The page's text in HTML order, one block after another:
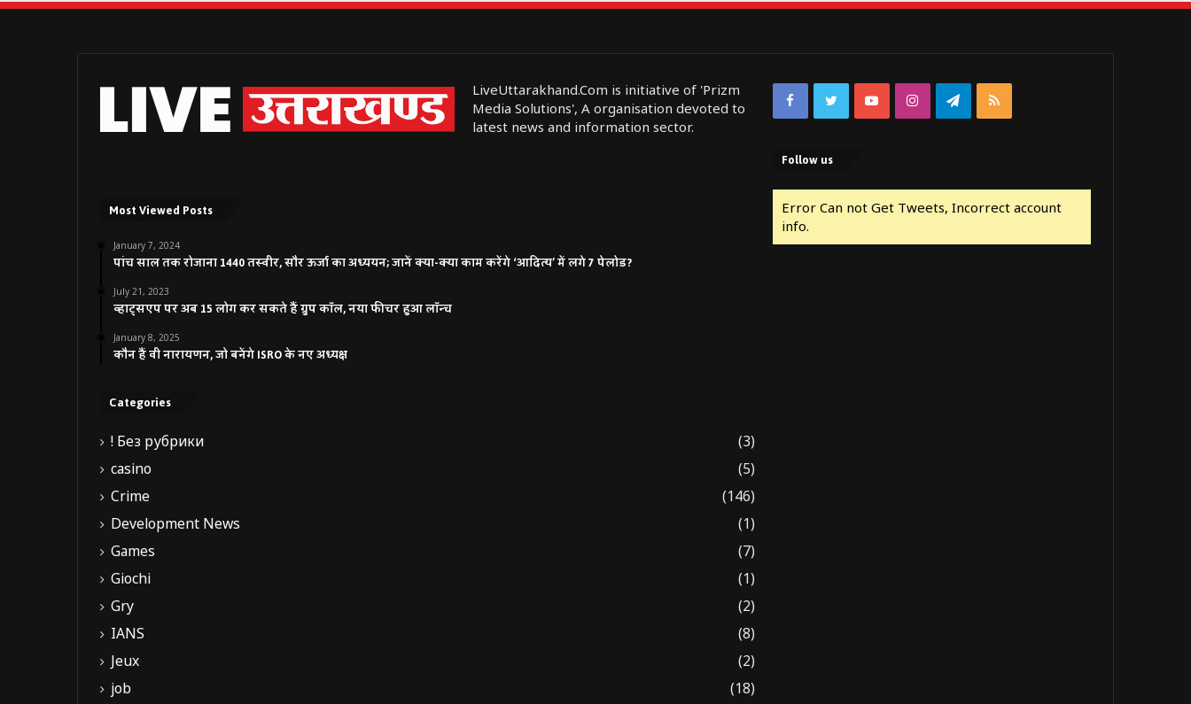
LiveUttarakhand.Com is initiative of 'Prizm
Media Solutions', A organisation devoted to
latest news and information sector.
Most Viewed Posts
January 7, 2024
पांच साल तक रोजाना 1440 तस्वीर, सौर ऊर्जा का अध्ययन; जानें क्या-क्या काम करेंगे ‘आदित्य’ में लगे 7 पेलोड?
July 21, 2023
व्हाट्सएप पर अब 15 लोग कर सकते हैं ग्रुप कॉल, नया फीचर हुआ लॉन्च
January 8, 2025
कौन हैं वी नारायणन, जो बनेंगे ISRO के नए अध्यक्ष
Categories
! Без рубрики
(3)
casino
(5)
Crime
(146)
Development News
(1)
Games
(7)
Giochi
(1)
Gry
(2)
IANS
(8)
Jeux
(2)
job
(18)
FacebookTwitterYouTubeInstagramTelegram
RSS
Follow us
Error Can not Get Tweets, Incorrect account
info.